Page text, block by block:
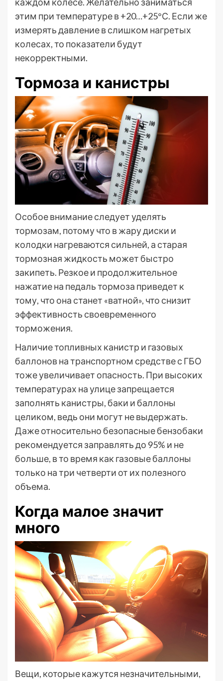
этим при температуре в +20…+25°С. Если же
измерять давление в слишком нагретых
колесах, то показатели будут
некорректными.
Тормоза и канистры
Особое внимание следует уделять
тормозам, потому что в жару диски и
колодки нагреваются сильней, а старая
тормозная жидкость может быстро
закипеть. Резкое и продолжительное
нажатие на педаль тормоза приведет к
тому, что она станет «ватной», что снизит
эффективность своевременного
торможения.
Наличие топливных канистр и газовых
баллонов на транспортном средстве с ГБО
тоже увеличивает опасность. При высоких
температурах на улице запрещается
заполнять канистры, баки и баллоны
целиком, ведь они могут не выдержать.
Даже относительно безопасные бензобаки
рекомендуется заправлять до 95% и не
больше, в то время как газовые баллоны
только на три четверти от их полезного
объема.
Когда малое значит
много
Вещи, которые кажутся незначительными,